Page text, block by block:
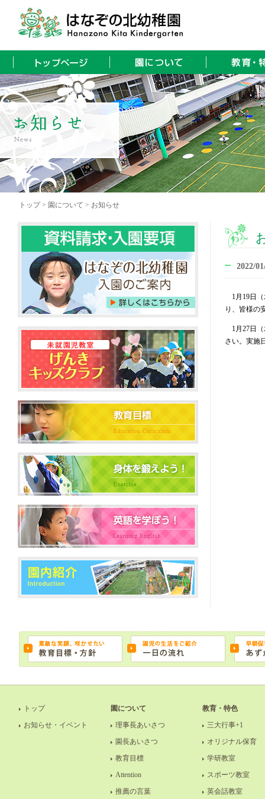
トップ > 園について > お知らせ
2022/
1月19日（
り、皆様の
1月27日（
さい。実施
トップ
お知らせ・イベント
園について
理事長あいさつ
園長あいさつ
教育目標
Attention
推薦の言葉
教育・特色
三大行事+1
オリジナル保育
学研教室
スポーツ教室
英会話教室